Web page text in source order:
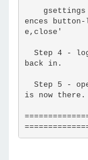
gsettings
ences button-
e,close'
Step 4 - log
back in.
Step 5 -
is now there.